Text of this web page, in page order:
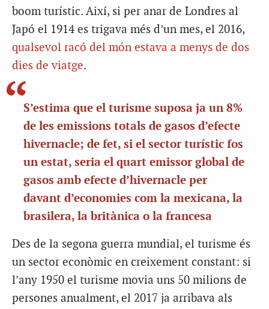
boom turístic. Així, si per anar de Londres al
Japó el 1914 es trigava més d’un mes, el 2016,
qualsevol racó del món estava a menys de dos
dies de viatge.
S’estima que el turisme suposa ja un 8%
de les emissions totals de gasos d’efecte
hivernacle; de fet, si el sector turístic fos
un estat, seria el quart emissor global de
gasos amb efecte d’hivernacle per
davant d’economies com la mexicana, la
brasilera, la britànica o la francesa
Des de la segona guerra mundial, el turisme és
un sector econòmic en creixement constant: si
l’any 1950 el turisme movia uns 50 milions de
persones anualment, el 2017 ja arribava als